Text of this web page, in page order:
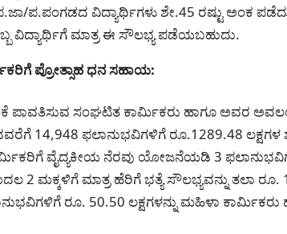
ಪ.ಪಂಗಡದ ವಿದ್ಯಾರ್ಥಿಗಳು ಶೇ.45 ರಷ್ಟು ಅಂಕ
ವಿದ್ಯಾರ್ಥಿಗೆ ಮಾತ್ರ ಈ ಸೌಲಭ್ಯ ಪಡೆಯಬಹುದು.
ಪ್ರೋತ್ಸಾಹ ಧನ ಸಹಾಯ:
ಪಾವತಿಸುವ ಸಂಘಟಿತ ಕಾರ್ಮಿಕರು ಹಾಗೂ ಅವರ
14,948 ಫಲಾನುಭವಿಗಳಿಗೆ ರೂ.1289.48 ಲಕ್ಷಗಳ
ವೈದ್ಯಕೀಯ ನೆರವು ಯೋಜನೆಯಡಿ 3
2 ಮಕ್ಕಳಿಗೆ ಮಾತ್ರ ಹೆರಿಗೆ ಭತ್ಯೆ ಸೌಲಭ್ಯವನ್ನು ತಲಾ ರೂ.
ರೂ. 50.50 ಲಕ್ಷಗಳನ್ನು ಮಹಿಳಾ